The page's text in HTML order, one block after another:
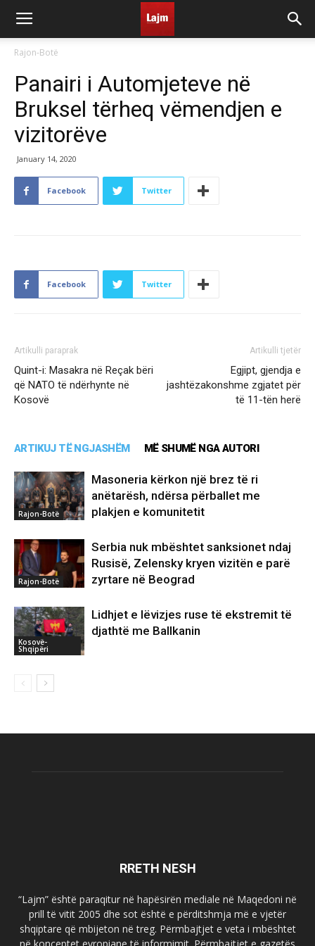
Rajon-Botë
Panairi i Automjeteve në
Bruksel tërheq vëmendjen e
vizitorëve
January 14, 2020
Facebook Twitter
Facebook Twitter
Artikulli paraprak
Quint-i: Masakra në Reçak bëri
që NATO të ndërhynte në
Kosovë
Artikulli tjetër
Egjipt, gjendja e
jashtëzakonshme zgjatet për
të 11-tën herë
ARTIKUJ TË NGJASHËM MË SHUMË NGA AUTORI
Rajon-Botë
Masoneria kërkon një brez të ri
anëtarësh, ndërsa përballet me
plakjen e komunitetit
Rajon-Botë
Serbia nuk mbështet sanksionet ndaj
Rusisë, Zelensky kryen vizitën e parë
zyrtare në Beograd
Kosovë-
Shqipëri
Lidhjet e lëvizjes ruse të ekstremit të
djathtë me Ballkanin
RRETH NESH
“Lajm” është paraqitur në hapësirën mediale në Maqedoni në
prill të vitit 2005 dhe sot është e përditshmja më e vjetër
shqiptare që mbijeton në treg. Përmbajtjet e veta i mbështet